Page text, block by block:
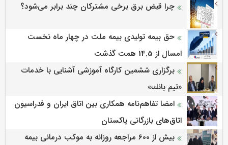
چرا قبض برق برخی مشترکان چند برابر می‌شود؟
حق بیمه تولیدی بیمه ملت در چهار ماه نخست
امسال از 14.5 همت گذشت
برگزاری ششمین كارگاه آموزشی آشنایی با خدمات
«تیم بانك»
امضا تفاهم‌نامه همکاری بین اتاق ایران و فدراسیون
اتاق‌های بازرگانی پاکستان
بیش از ۶۰۰ مراجعه روزانه به موکب درمانی بیمه